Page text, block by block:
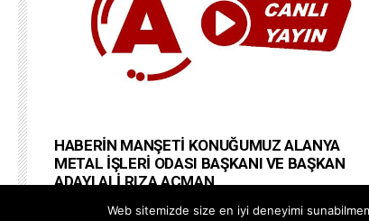
HABERİN MANŞETİ KONUĞUMUZ ALANYA
METAL İŞLERİ ODASI BAŞKANI VE BAŞKAN
ADAYI ALİ RIZA AÇMAN
#alanyapostatv @Alanya PostaTV Web Site
Web sitemizde size en iyi deneyimi